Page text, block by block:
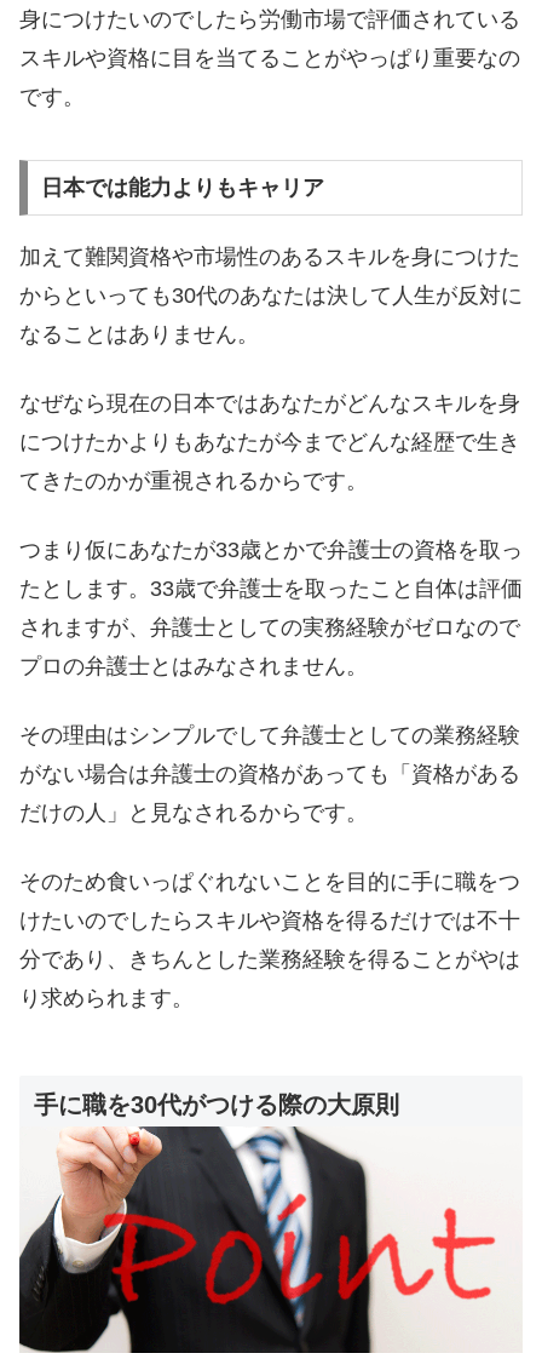
身につけたいのでしたら労働市場で評価されている
スキルや資格に目を当てることがやっぱり重要なの
です。
日本では能力よりもキャリア
加えて難関資格や市場性のあるスキルを身につけた
からといっても30代のあなたは決して人生が反対に
なることはありません。
なぜなら現在の日本ではあなたがどんなスキルを身
につけたかよりもあなたが今までどんな経歴で生き
てきたのかが重視されるからです。
つまり仮にあなたが33歳とかで弁護士の資格を取っ
たとします。33歳で弁護士を取ったこと自体は評価
されますが、弁護士としての実務経験がゼロなので
プロの弁護士とはみなされません。
その理由はシンプルでして弁護士としての業務経験
がない場合は弁護士の資格があっても「資格がある
だけの人」と見なされるからです。
そのため食いっぱぐれないことを目的に手に職をつ
けたいのでしたらスキルや資格を得るだけでは不十
分であり、きちんとした業務経験を得ることがやは
り求められます。
手に職を30代がつける際の大原則